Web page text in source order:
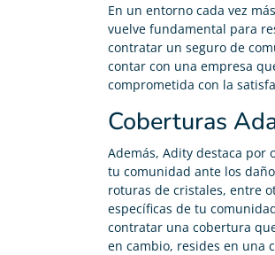
En un entorno cada vez
vuelve fundamental para
contratar un seguro de
contar con una empresa
comprometida con la
Coberturas
Además, Adity destaca
tu comunidad ante los
roturas de cristales, entre
específicas de tu
contratar una cobertura
en cambio, resides en una